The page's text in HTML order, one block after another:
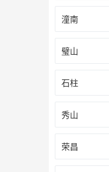
潼南
璧山
石柱
秀山
荣昌